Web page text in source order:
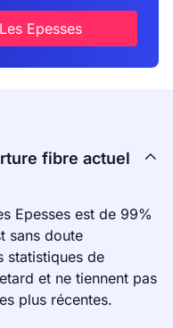
Epesses
fibre actuel
Epesses est de 99%
sans doute
statistiques de
et ne tiennent pas
plus récentes.